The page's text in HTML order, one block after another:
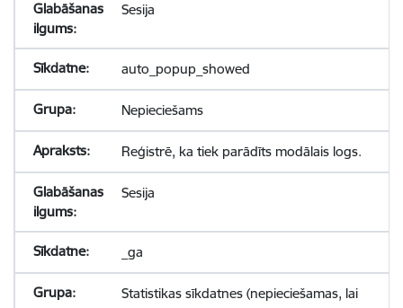
Sesija
auto_popup_showed
Nepieciešams
Reģistrē, ka tiek parādīts modālais logs.
Sesija
_ga
Statistikas sīkdatnes (nepieciešamas, lai